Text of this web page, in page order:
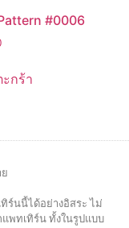
#0006
กร้า
ร์นนี้ได้อย่างอิสระ ไม่
พทเทิร์น ทั้งในรูปแบบ